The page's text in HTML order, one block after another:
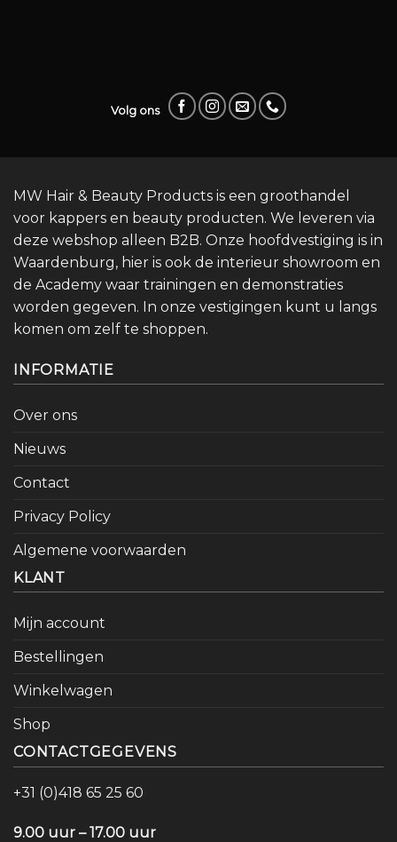
Volg ons
MW Hair & Beauty Products is een groothandel
voor kappers en beauty producten. We leveren via
deze webshop alleen B2B. Onze hoofdvestiging is in
Waardenburg, hier is ook de interieur showroom en
de Academy waar trainingen en demonstraties
worden gegeven. In onze vestigingen kunt u langs
komen om zelf te shoppen.
INFORMATIE
Over ons
Nieuws
Contact
Privacy Policy
Algemene voorwaarden
KLANT
Mijn account
Bestellingen
Winkelwagen
Shop
CONTACTGEGEVENS
+31 (0)418 65 25 60
9.00 uur – 17.00 uur